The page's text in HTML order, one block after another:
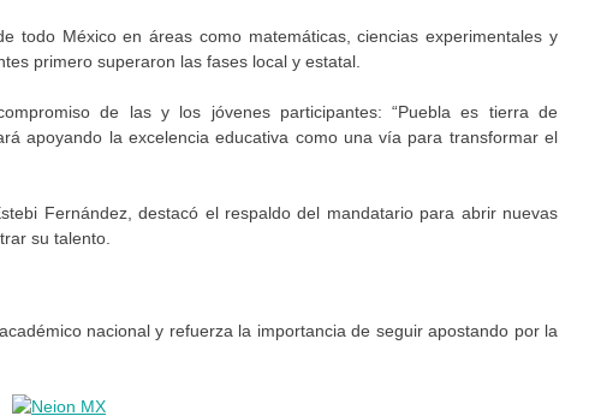
todo México en áreas como matemáticas, ciencias experimentales y
primero superaron las fases local y estatal.
de las y los jóvenes participantes: “Puebla es tierra de
apoyando la excelencia educativa como una vía para transformar el
Fernández, destacó el respaldo del mandatario para abrir nuevas
su talento.
nacional y refuerza la importancia de seguir apostando por la